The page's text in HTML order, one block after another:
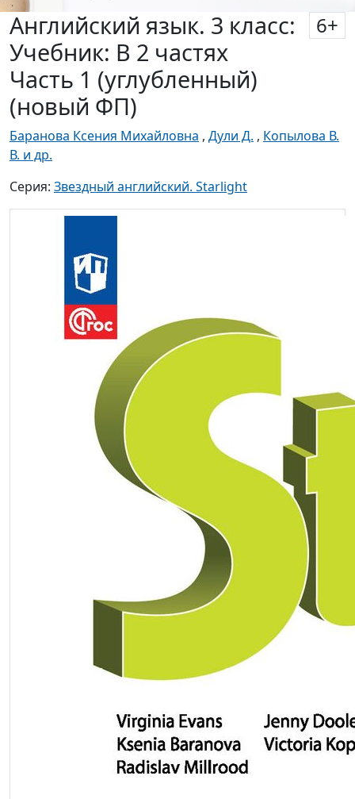
Английский язык. 3 класс:
Учебник: В 2 частях
Часть 1 (углубленный)
(новый ФП)
6+
Баранова Ксения Михайловна , Дули Д. , Копылова В.
В. и др.
Серия: Звездный английский. Starlight